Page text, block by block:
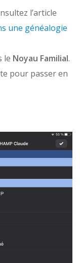
l’article
une généalogie
le Noyau Familial.
pour passer en